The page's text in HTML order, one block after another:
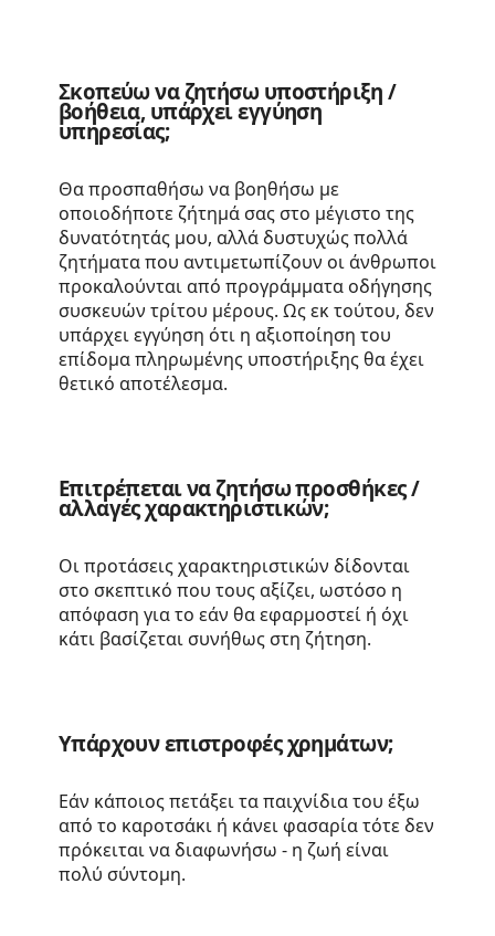
Σκοπεύω να ζητήσω υποστήριξη /
βοήθεια, υπάρχει εγγύηση
υπηρεσίας;
Θα προσπαθήσω να βοηθήσω με
οποιοδήποτε ζήτημά σας στο μέγιστο της
δυνατότητάς μου, αλλά δυστυχώς πολλά
ζητήματα που αντιμετωπίζουν οι άνθρωποι
προκαλούνται από προγράμματα οδήγησης
συσκευών τρίτου μέρους. Ως εκ τούτου, δεν
υπάρχει εγγύηση ότι η αξιοποίηση του
επίδομα πληρωμένης υποστήριξης θα έχει
θετικό αποτέλεσμα.
Επιτρέπεται να ζητήσω προσθήκες /
αλλαγές χαρακτηριστικών;
Οι προτάσεις χαρακτηριστικών δίδονται
στο σκεπτικό που τους αξίζει, ωστόσο η
απόφαση για το εάν θα εφαρμοστεί ή όχι
κάτι βασίζεται συνήθως στη ζήτηση.
Υπάρχουν επιστροφές χρημάτων;
Εάν κάποιος πετάξει τα παιχνίδια του έξω
από το καροτσάκι ή κάνει φασαρία τότε δεν
πρόκειται να διαφωνήσω - η ζωή είναι
πολύ σύντομη.